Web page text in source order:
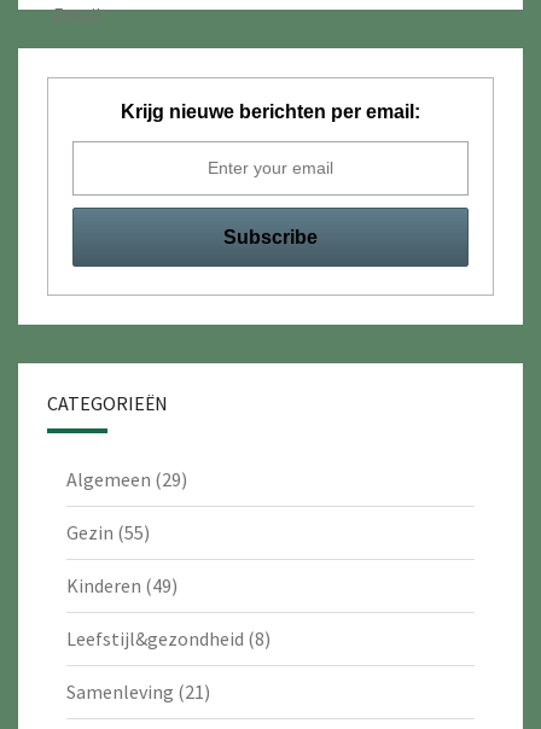
Krijg nieuwe berichten per email:
CATEGORIEËN
Algemeen (29)
Gezin (55)
Kinderen (49)
Leefstijl&gezondheid (8)
Samenleving (21)